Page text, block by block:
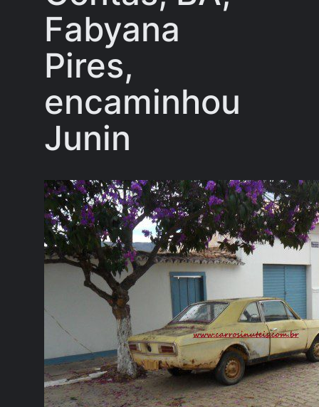
Fabyana
Pires,
encaminhou
Junin